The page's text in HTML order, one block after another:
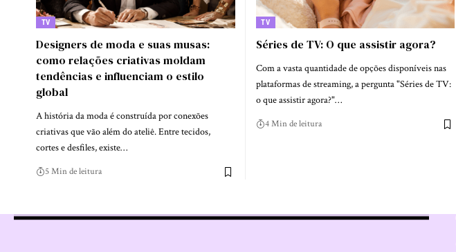
TV
Designers de moda e suas musas:
como relações criativas moldam
tendências e influenciam o estilo
global
A história da moda é construída por conexões
criativas que vão além do ateliê. Entre tecidos,
cortes e desfiles, existe…
5 Min de leitura
TV
Séries de TV: O que assistir agora?
Com a vasta quantidade de opções disponíveis nas
plataformas de streaming, a pergunta "Séries de TV:
o que assistir agora?"…
4 Min de leitura